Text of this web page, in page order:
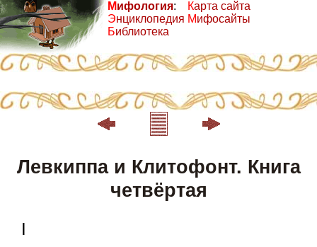
Мифология:
Энциклопедия
Библиотека
Карта сайта
Мифосайты
Левкиппа и Клитофонт. Книга
четвёртая
I